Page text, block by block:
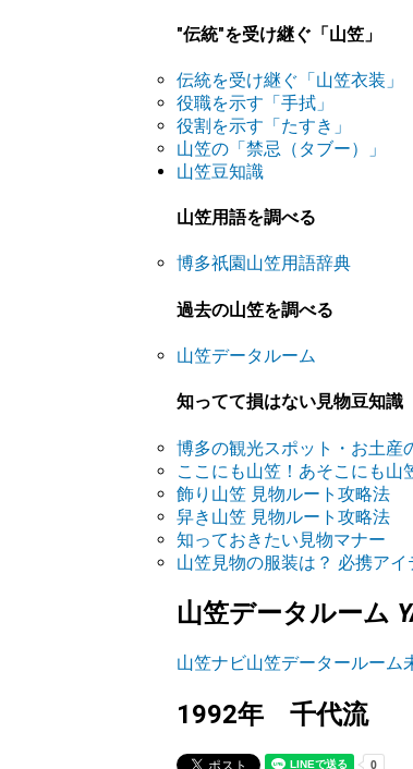
"伝統"を受け継ぐ「山笠」
伝統を受け継ぐ「山笠衣装」
役職を示す「手拭」
役割を示す「たすき」
山笠の「禁忌（タブー）」
山笠豆知識
山笠用語を調べる
博多祇園山笠用語辞典
過去の山笠を調べる
山笠データルーム
知ってて損はない見物豆知識
博多の観光スポット・お土産
ここにも山笠！あそこにも山
飾り山笠 見物ルート攻略法
舁き山笠 見物ルート攻略法
知っておきたい見物マナー
山笠見物の服装は？ 必携アイ
山笠データルーム
山笠ナビ山笠データールーム
1992年 千代流